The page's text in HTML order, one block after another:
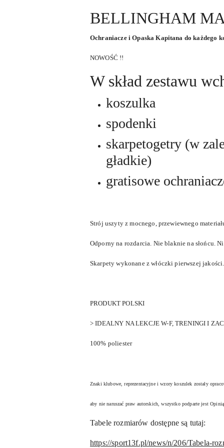
BELLINGHAM
Ochraniacze i Opaska Kapitana do każdego
NOWOŚĆ !!
W skład zestawu
koszulka
spodenki
skarpetogetry (w
gładkie)
gratisowe
Strój uszyty z mocnego, przewiewnego
Odporny na rozdarcia. Nie blaknie na słońcu.
Skarpety wykonane z włóczki pierwszej
PRODUKT POLSKI
> IDEALNY NA LEKCJE W-F, TRENINGI I
100% poliester
Znaki klubowe, reprezentacyjne i wzory koszulek zostały
aby nie naruszać praw autorskich, wszystko podparte jest
Tabele rozmiarów dostępne są tutaj:
https://sport13f.pl/news/n/206/Tabela-